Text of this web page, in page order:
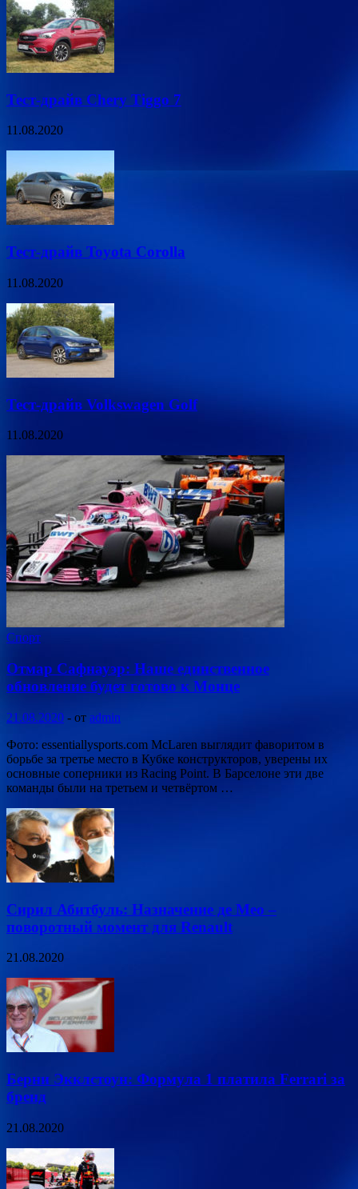
Тест-драйв Chery Tiggo 7
11.08.2020
Тест-драйв Toyota Corolla
11.08.2020
Тест-драйв Volkswagen Golf
11.08.2020
Спорт
Отмар Сафнауэр: Наше единственное
обновление будет готово к Монце
21.08.2020 - от admin
Фото: essentiallysports.com McLaren выглядит фаворитом в
борьбе за третье место в Кубке конструкторов, уверены их
основные соперники из Racing Point. В Барселоне эти две
команды были на третьем и четвёртом …
Сирил Абитбуль: Назначение де Мео –
поворотный момент для Renault
21.08.2020
Берни Экклстоун: Формула 1 платила Ferrari за
бренд
21.08.2020